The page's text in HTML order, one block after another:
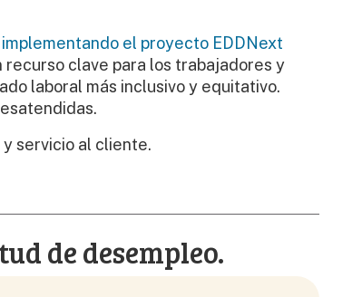
implementando el proyecto EDDNext
clave para los trabajadores y
laboral más inclusivo y equitativo.
y servicio al cliente.
de desempleo.